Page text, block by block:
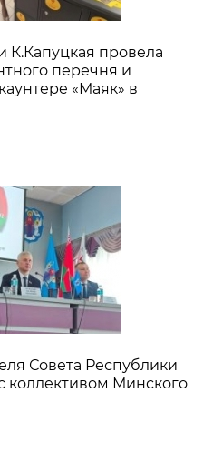
К.Капуцкая провела
перечня и
«Маяк» в
Совета Республики
коллективом Минского